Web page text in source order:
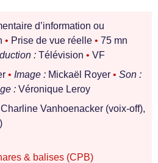
d’information ou
• Prise de vue réelle • 75 mn
: Télévision • VF
• Image : Mickaël Royer • Son :
: Véronique Leroy
Charline Vanhoenacker (voix-off),
& balises (CPB)